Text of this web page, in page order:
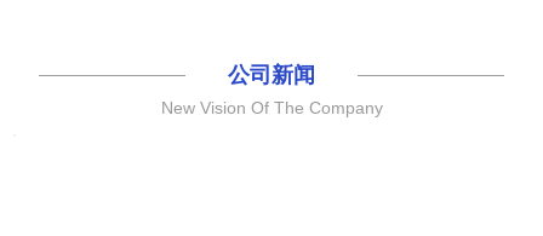
公司新闻
New Vision Of The Company